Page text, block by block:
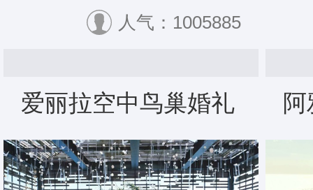
人气：1005885
爱丽拉空中鸟巢婚礼